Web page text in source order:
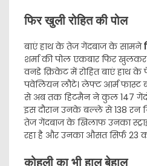
फिर खुली रोहित की पोल
बाएं हाथ के तेज गेंदबाज के सामने
शर्मा की पोल एकबार फिर
वनडे क्रिकेट में रोहित बाएं हाथ
पवेलियन लौटे। लेफ्ट आर्म फास्ट
से अब तक हिटमैन ने कुल 147
इस दौरान उनके बल्ले से 138 रन
तेज गेंदबाज के खिलाफ उनका
रहा है और उनका औसत सिर्फ 23
कोहली का भी हाल बेहाल